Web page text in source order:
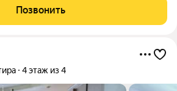
ремонт. Полы деревянные, покрыты
обои,
Позвонить
4 этаж из 4